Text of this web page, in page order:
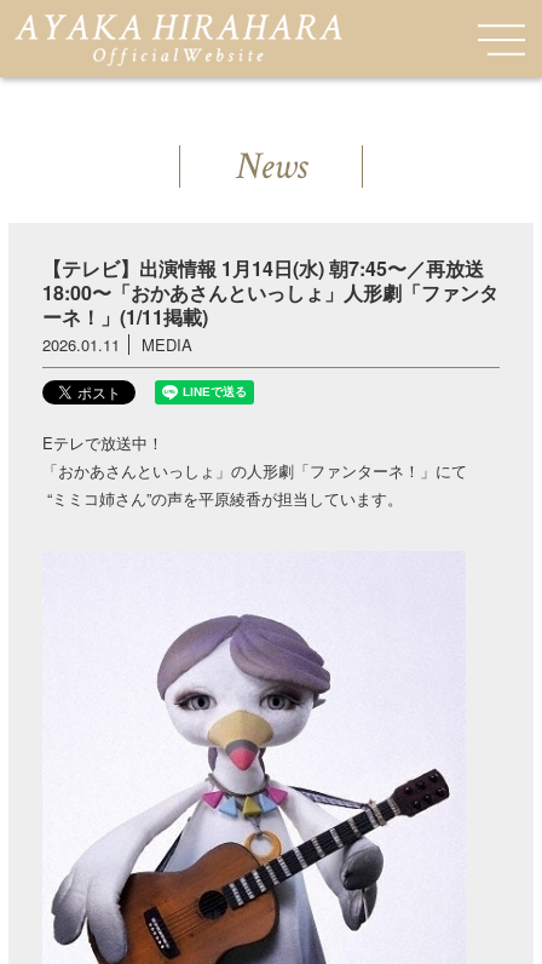
News
【テレビ】出演情報 1月14日(水) 朝7:45〜／再放送
18:00〜「おかあさんといっしょ」人形劇「ファンタ
ーネ！」(1/11掲載)
2026.01.11 MEDIA
Eテレで放送中！
「おかあさんといっしょ」の人形劇「ファンターネ！」にて
“ミミコ姉さん”の声を平原綾香が担当しています。